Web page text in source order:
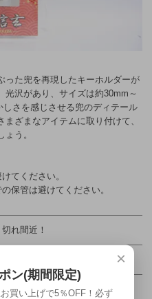
った兜を再現したキーホルダーが
沢があり、サイズは約30mm～
さを感じさせる兜のディテール
ざまなアイテムに取り付けて、
う。
てください。
保管は避けてください。
れ間近！
×
ン(期間限定)
買い上げで5％OFF！必ず